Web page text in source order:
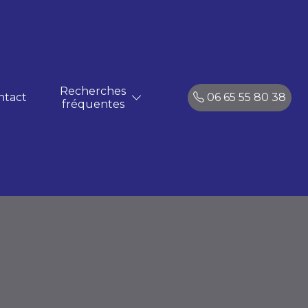
Recherches
fréquentes
06 65 55 80 38